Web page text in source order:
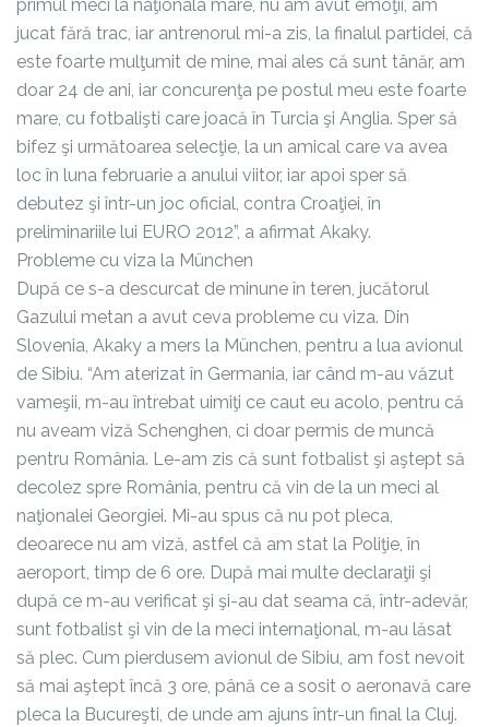
primul meci la naţionala mare, nu am avut emoţii, am
jucat fără trac, iar antrenorul mi-a zis, la finalul partidei, că
este foarte mulţumit de mine, mai ales că sunt tânăr, am
doar 24 de ani, iar concurenţa pe postul meu este foarte
mare, cu fotbalişti care joacă în Turcia şi Anglia. Sper să
bifez şi următoarea selecţie, la un amical care va avea
loc în luna februarie a anului viitor, iar apoi sper să
debutez şi într-un joc oficial, contra Croaţiei, în
preliminariile lui EURO 2012”, a afirmat Akaky.
Probleme cu viza la München
După ce s-a descurcat de minune în teren, jucătorul
Gazului metan a avut ceva probleme cu viza. Din
Slovenia, Akaky a mers la München, pentru a lua avionul
de Sibiu. “Am aterizat în Germania, iar când m-au văzut
vameşii, m-au întrebat uimiţi ce caut eu acolo, pentru că
nu aveam viză Schenghen, ci doar permis de muncă
pentru România. Le-am zis că sunt fotbalist şi aştept să
decolez spre România, pentru că vin de la un meci al
naţionalei Georgiei. Mi-au spus că nu pot pleca,
deoarece nu am viză, astfel că am stat la Poliţie, în
aeroport, timp de 6 ore. După mai multe declaraţii şi
după ce m-au verificat şi şi-au dat seama că, într-adevăr,
sunt fotbalist şi vin de la meci internaţional, m-au lăsat
să plec. Cum pierdusem avionul de Sibiu, am fost nevoit
să mai aştept încă 3 ore, până ce a sosit o aeronavă care
pleca la Bucureşti, de unde am ajuns într-un final la Cluj.